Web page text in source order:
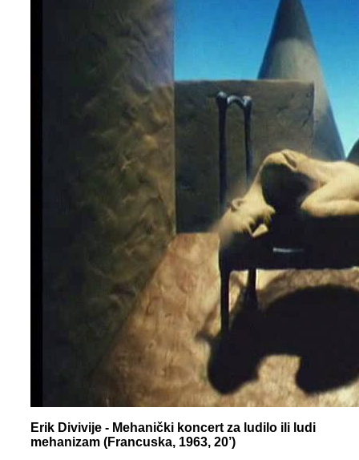
Erik Divivije - Mehanički koncert za ludilo ili ludi
mehanizam (Francuska, 1963, 20’)